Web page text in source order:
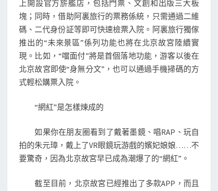
上開設官方旂艦店，包括門票、文創和出版三大板
塊；同時，借助阿裏旅行的票務係統，只需通過二維
碼、二代身份証等即可快速檢票入院。阿裏旅行獨傢
推出的“未來景區”係列功能也將在北京故宮陸續實
現。比如，“噹面付”將是首個落地功能，游客以後在
北京故宮即使“身無分文”，也可以通過手機掃碼的方
式輕松購票入院。
“網紅”是怎樣煉成的
如果你在朋友圈看到了戴著墨鏡、唱RAP、玩自
拍的朱元璋，戴上了VR眼鏡玩游戲的嬪妃娘娘……不
要驚奇，因為北京故宮早已成為潮爆了的“網紅”。
截至目前，北京故宮已經推出了多款APP，而且